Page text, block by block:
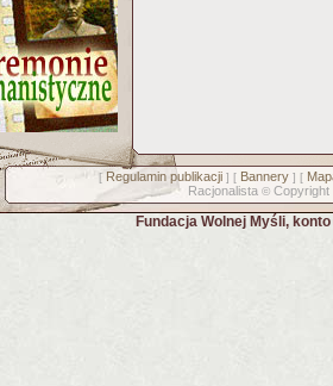
[ Regulamin publikacji] [ Bannery] [
Racjonalista © Copyright
Fundacja Wolnej Myśli,